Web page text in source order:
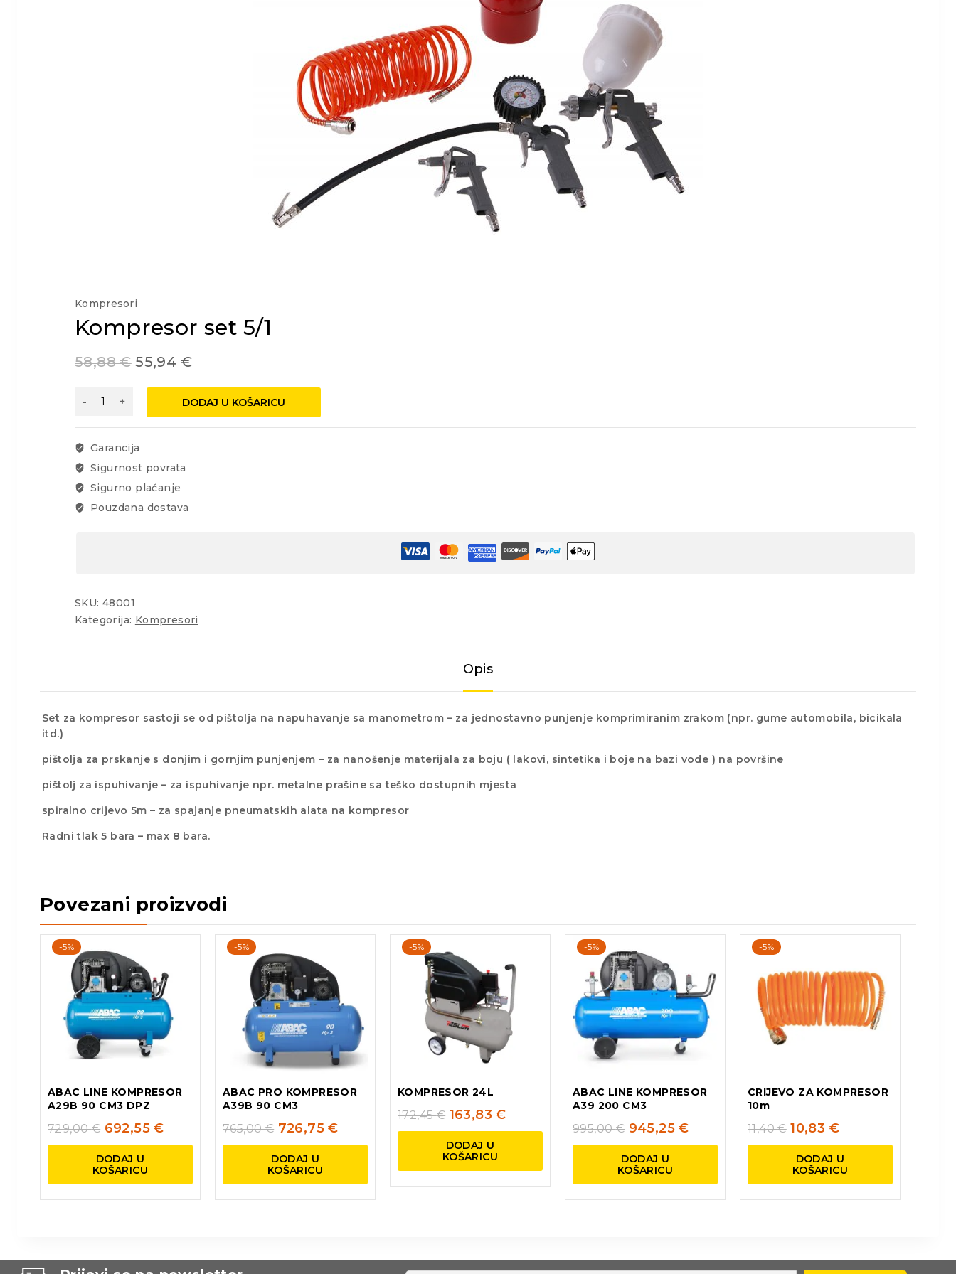
Kompresori
Kompresor set 5/1
58,88€ 55,94 €
Kompresor
5/1
količina
DODAJ U KOŠARICU
Garancija
Sigurnost povrata
Sigurno plaćanje
Pouzdana dostava
SKU: 48001
Kategorija: Kompresori
Opis
Set za kompresor sastoji se od pištolja na napuhavanje sa manometrom – za jednostavno punjenje komprimiranim zrakom (npr. gume automobila, bicikala
itd.)
pištolja za prskanje s donjim i gornjim punjenjem – za nanošenje materijala za boju ( lakovi, sintetika i boje na bazi vode ) na površine
pištolj za ispuhivanje – za ispuhivanje npr. metalne prašine sa teško dostupnih mjesta
spiralno crijevo 5m – za spajanje pneumatskih alata na kompresor
Radni tlak 5 bara – max 8 bara.
Povezani proizvodi
-5%
ABAC LINE KOMPRESOR
A29B 90 CM3 DPZ
729,00€ 692,55€
DODAJ U
KOŠARICU
-5%
ABAC PRO KOMPRESOR
A39B 90 CM3
765,00€ 726,75€
DODAJ U
KOŠARICU
-5%
KOMPRESOR 24L
172,45€ 163,83€
DODAJ U
KOŠARICU
-5%
ABAC LINE KOMPRESOR
A39 200 CM3
995,00€ 945,25€
DODAJ U
KOŠARICU
-5%
CRIJEVO ZA KOMPRESOR
10m
11,40€ 10,83 €
DODAJ U
KOŠARICU